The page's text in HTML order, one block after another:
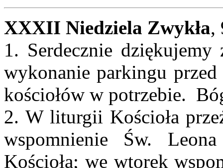
XXXII Niedziela Zwykła,
1. Serdecznie dziękujemy
wykonanie parkingu
kościołów w potrzebie.
2. W liturgii Kościoła
wspomnienie Św.
Kościoła; we wtorek